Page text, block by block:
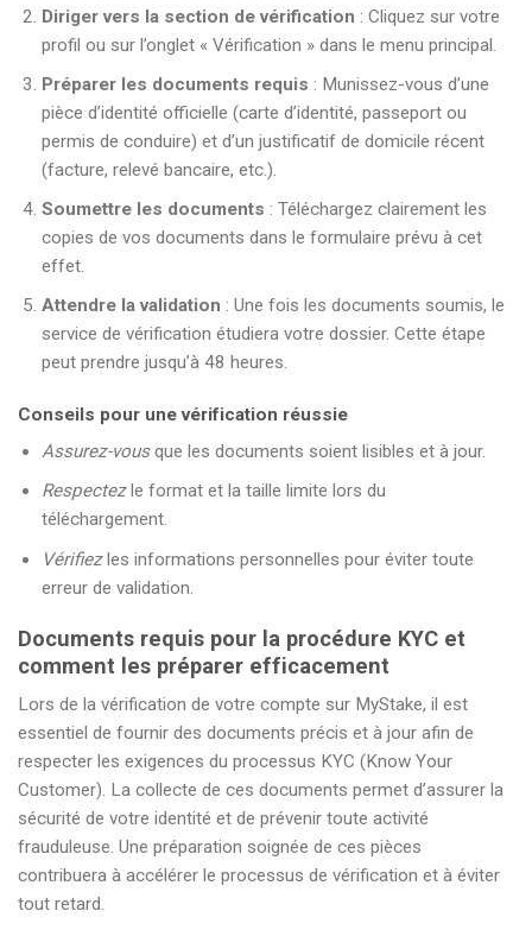
Diriger vers la section de vérification : Cliquez sur votre
profil ou sur l’onglet « Vérification » dans le menu principal.
Préparer les documents requis : Munissez-vous d’une
pièce d’identité officielle (carte d’identité, passeport ou
permis de conduire) et d’un justificatif de domicile récent
(facture, relevé bancaire, etc.).
Soumettre les documents : Téléchargez clairement les
copies de vos documents dans le formulaire prévu à cet
effet.
Attendre la validation : Une fois les documents soumis, le
service de vérification étudiera votre dossier. Cette étape
peut prendre jusqu’à 48 heures.
Conseils pour une vérification réussie
Assurez-vousque les documents soient lisibles et à jour.
Respectezle format et la taille limite lors du
téléchargement.
Vérifiezles informations personnelles pour éviter toute
erreur de validation.
Documents requis pour la procédure KYC et
comment les préparer efficacement
Lors de la vérification de votre compte sur MyStake, il est
essentiel de fournir des documents précis et à jour afin de
respecter les exigences du processus KYC (Know Your
Customer). La collecte de ces documents permet d’assurer la
sécurité de votre identité et de prévenir toute activité
frauduleuse. Une préparation soignée de ces pièces
contribuera à accélérer le processus de vérification et à éviter
tout retard.